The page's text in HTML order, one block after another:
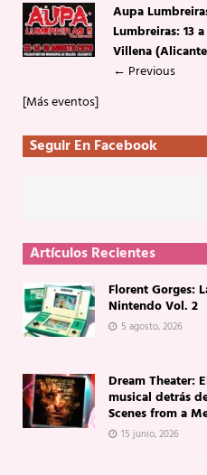
Aupa
Lumbreiras: 13
Villena
← Previous
[Más eventos]
Seguir En Facebook
Artículos Recientes
Florent Gorges:
Nintendo Vol. 2
5 agosto, 2026
Dream Theater:
musical detrás
Scenes from a
15 junio, 2026